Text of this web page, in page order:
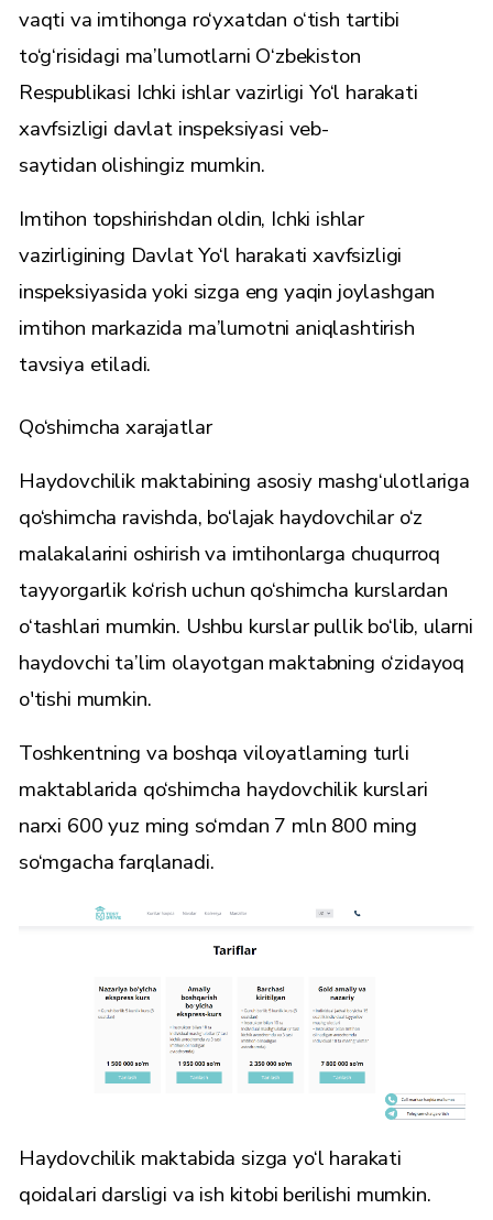
vaqti va imtihonga ro‘yxatdan o‘tish tartibi
to‘g‘risidagi ma’lumotlarni O‘zbekiston
Respublikasi Ichki ishlar vazirligi Yo‘l harakati
xavfsizligi davlat inspeksiyasi veb-
saytidan olishingiz mumkin.
Imtihon topshirishdan oldin, Ichki ishlar
vazirligining Davlat Yo‘l harakati xavfsizligi
inspeksiyasida yoki sizga eng yaqin joylashgan
imtihon markazida ma’lumotni aniqlashtirish
tavsiya etiladi.
Qo‘shimcha xarajatlar
Haydovchilik maktabining asosiy mashg‘ulotlariga
qo‘shimcha ravishda, bo‘lajak haydovchilar o‘z
malakalarini oshirish va imtihonlarga chuqurroq
tayyorgarlik ko‘rish uchun qo‘shimcha kurslardan
o‘tashlari mumkin. Ushbu kurslar pullik bo‘lib, ularni
haydovchi ta’lim olayotgan maktabning o‘zidayoq
o'tishi mumkin.
Toshkentning va boshqa viloyatlarning turli
maktablarida qo‘shimcha haydovchilik kurslari
narxi 600 yuz ming so‘mdan 7 mln 800 ming
so‘mgacha farqlanadi.
Haydovchilik maktabida sizga yo‘l harakati
qoidalari darsligi va ish kitobi berilishi mumkin.